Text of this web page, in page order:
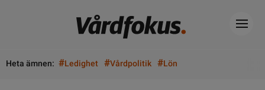
Heta ämnen: #Ledighet #Vårdpolitik #Lön